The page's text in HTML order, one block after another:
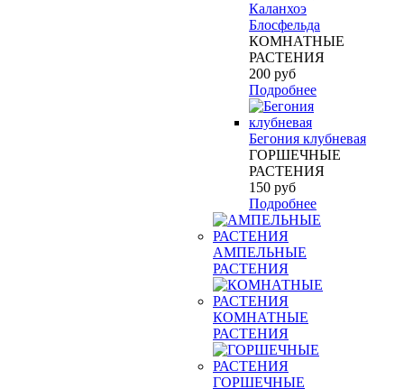
Каланхоэ
Блосфельда
КОМНАТНЫЕ
РАСТЕНИЯ
200 руб
Подробнее
Бегония клубневая
ГОРШЕЧНЫЕ
РАСТЕНИЯ
150 руб
Подробнее
АМПЕЛЬНЫЕ
РАСТЕНИЯ
КОМНАТНЫЕ
РАСТЕНИЯ
ГОРШЕЧНЫЕ